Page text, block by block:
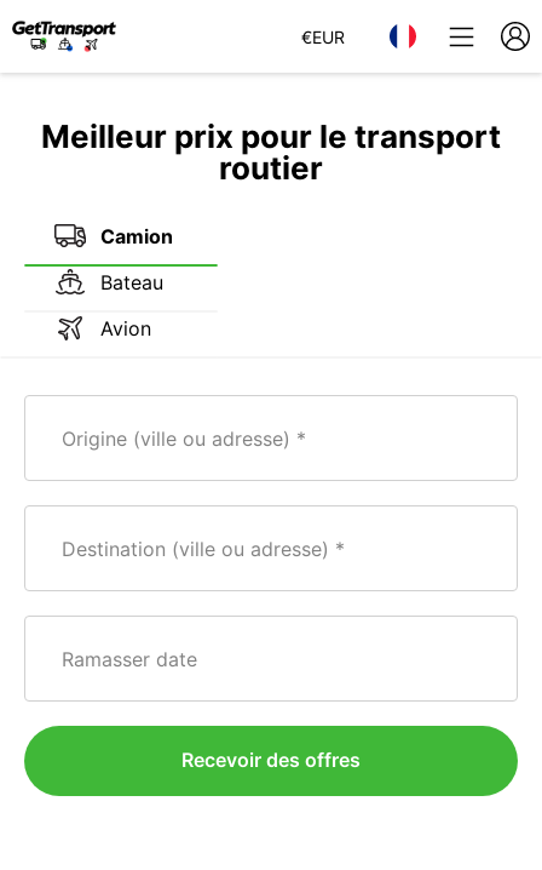
€EUR
Meilleur prix pour le transport
routier
Camion
Bateau
Avion
Origine (ville ou adresse)
Destination (ville ou adresse)
Ramasser date
Recevoir des offres